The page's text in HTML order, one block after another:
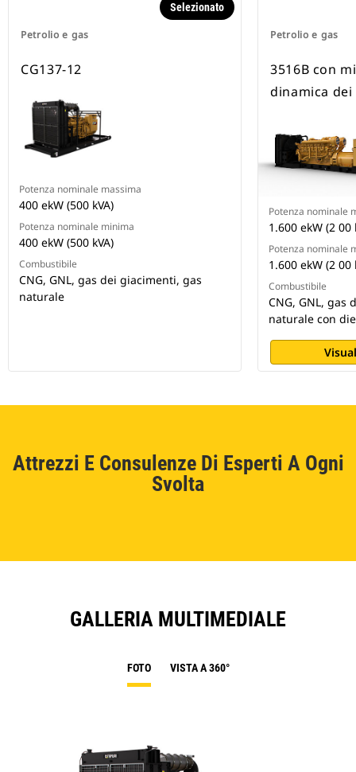
Petrolio e gas
Selezionato
CG137-12
Potenza nominale massima
400 ekW (500 kVA)
Potenza nominale minima
400 ekW (500 kVA)
Combustibile
CNG, GNL, gas dei giacimenti, gas
naturale
Petrolio e gas
3516B con
dinamica dei
Potenza nominale
1.600 ekW (2 00
Potenza nominale
1.600 ekW (2 00
Combustibile
CNG, GNL, gas
naturale con
Attrezzi E Consulenze Di Esperti A Ogni
Svolta
GALLERIA MULTIMEDIALE
FOTO VISTA A 360°